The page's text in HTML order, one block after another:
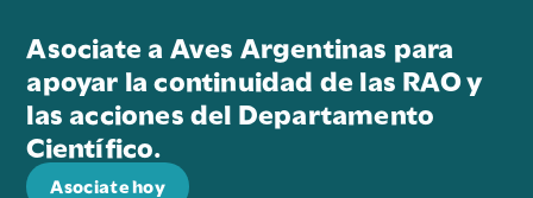
Asociate a Aves Argentinas para
apoyar la continuidad de las RAO y
las acciones del Departamento
Científico.
Asociate hoy